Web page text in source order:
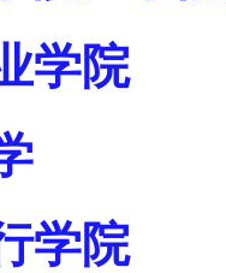
学院
学院